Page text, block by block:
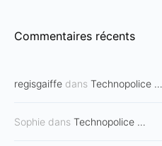
Commentaires récents
regisgaiffe dans Technopolice …
Sophie dans Technopolice …